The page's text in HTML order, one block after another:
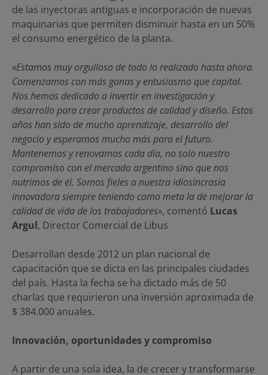
de las inyectoras antiguas e incorporación de nuevas
maquinarias que permiten disminuir hasta en un 50%
el consumo energético de la planta.
«Estamos muy orgulloso de todo lo realizado hasta ahora.
Comenzamos con más ganas y entusiasmo que capital.
Nos hemos dedicado a invertir en investigación y
desarrollo para crear productos de calidad y diseño. Estos
años han sido de mucho aprendizaje, desarrollo del
negocio y esperamos mucho más para el futuro.
Mantenemos y renovamos cada día, no solo nuestro
compromiso con el mercado argentino sino que nos
nutrimos de él. Somos fieles a nuestra idiosincrasia
innovadora siempre teniendo como meta la de mejorar la
calidad de vida de los trabajadores», comentó Lucas
Argul, Director Comercial de Libus
Desarrollan desde 2012 un plan nacional de
capacitación que se dicta en las principales ciudades
del país. Hasta la fecha se ha dictado más de 50
charlas que requirieron una inversión aproximada de
$ 384.000 anuales.
Innovación, oportunidades y compromiso
A partir de una sola idea, la de crecer y transformarse